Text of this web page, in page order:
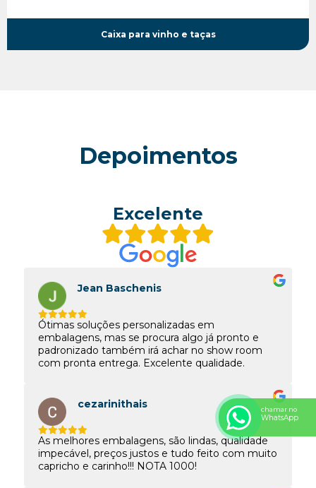
Caixa para vinho e taças
Depoimentos
Excelente
Jean Baschenis
Ótimas soluções personalizadas em
embalagens, mas se procura algo já pronto e
padronizado também irá achar no show room
com pronta entrega. Excelente qualidade.
cezarinithais
As melhores embalagens, são lindas, qualidade
impecável, preços justos e tudo feito com muito
capricho e carinho!!! NOTA 1000!
chamar no
WhatsApp